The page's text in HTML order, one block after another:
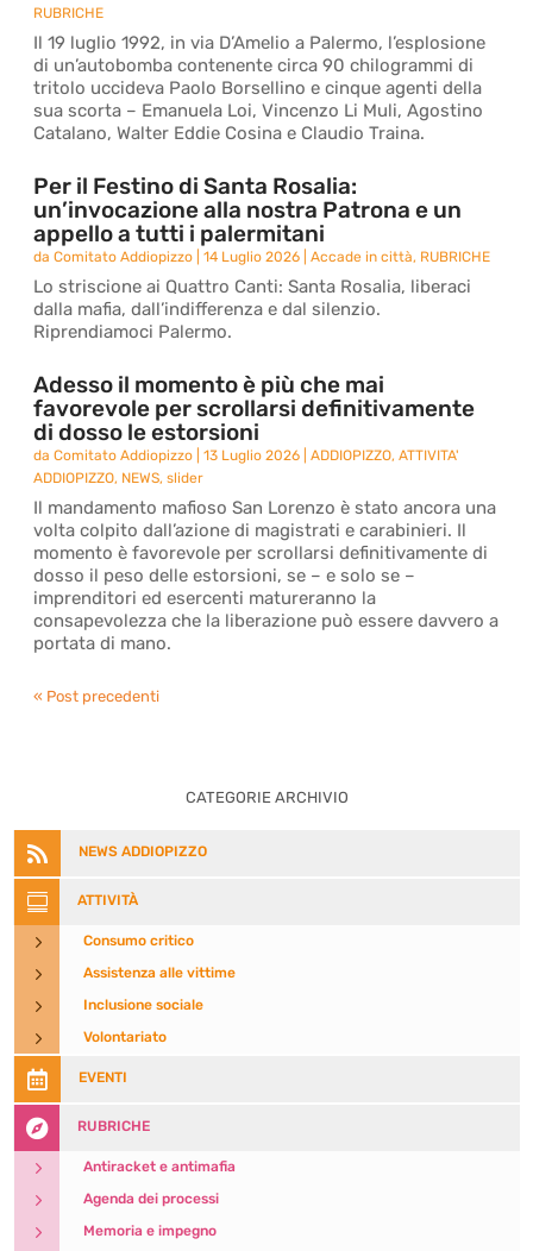
RUBRICHE
Il 19 luglio 1992, in via D’Amelio a Palermo, l’esplosione
di un’autobomba contenente circa 90 chilogrammi di
tritolo uccideva Paolo Borsellino e cinque agenti della
sua scorta – Emanuela Loi, Vincenzo Li Muli, Agostino
Catalano, Walter Eddie Cosina e Claudio Traina.
Per il Festino di Santa Rosalia:
un’invocazione alla nostra Patrona e un
appello a tutti i palermitani
daComitato Addiopizzo |14 Luglio 2026 |Accade in città, RUBRICHE
Lo striscione ai Quattro Canti: Santa Rosalia, liberaci
dalla mafia, dall’indifferenza e dal silenzio.
Riprendiamoci Palermo.
Adesso il momento è più che mai
favorevole per scrollarsi definitivamente
di dosso le estorsioni
daComitato Addiopizzo |13 Luglio 2026 |ADDIOPIZZO,ATTIVITA'
ADDIOPIZZO, NEWS,slider
Il mandamento mafioso San Lorenzo è stato ancora una
volta colpito dall’azione di magistrati e carabinieri. Il
momento è favorevole per scrollarsi definitivamente di
dosso il peso delle estorsioni, se – e solo se –
imprenditori ed esercenti matureranno la
consapevolezza che la liberazione può essere davvero a
portata di mano.
« Post precedenti
CATEGORIE ARCHIVIO
 NEWS ADDIOPIZZO
 ATTIVITÀ
5 Consumo critico
5 Assistenza alle vittime
5 Inclusione sociale
5 Volontariato
 EVENTI
 RUBRICHE
5 Antiracket e antimafia
5 Agenda dei processi
5 Memoria e impegno